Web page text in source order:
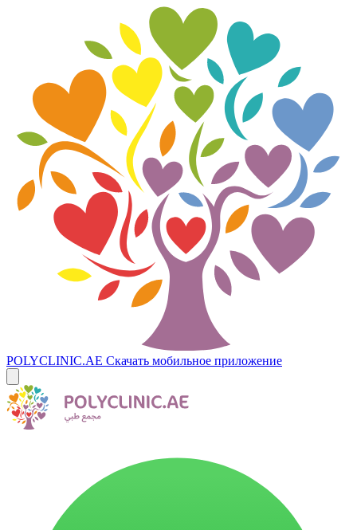
POLYCLINIC.AE Скачать мобильное приложение